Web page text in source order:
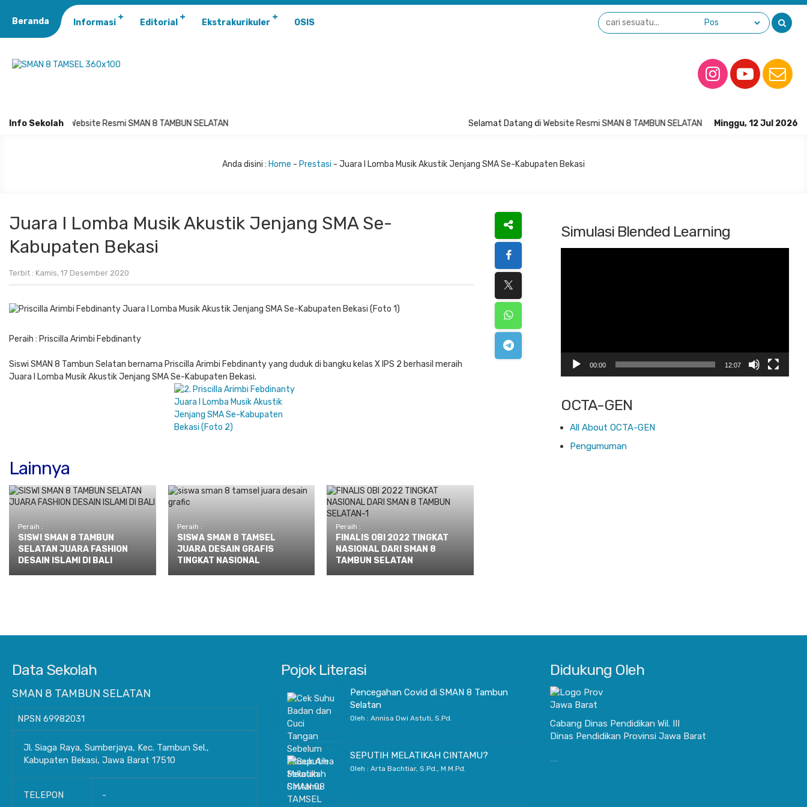
Beranda Informasi Editorial Ekstrakurikuler OSIS
Info Sekolah Minggu, 12 Jul 2026
Selamat Datang di Website Resmi SMAN 8 TAMBUN SELATAN
Datang di Website Resmi SMAN 8 TAMBUN SELATAN
Anda disini : Home - Prestasi - Juara I Lomba Musik Akustik Jenjang SMA Se-Kabupaten Bekasi
Juara I Lomba Musik Akustik Jenjang SMA Se-
Kabupaten Bekasi
Terbit : Kamis, 17 Desember 2020
Peraih : Priscilla Arimbi Febdinanty
Siswi SMAN 8 Tambun Selatan bernama Priscilla Arimbi Febdinanty yang duduk di bangku kelas X IPS 2 berhasil meraih
Juara I Lomba Musik Akustik Jenjang SMA Se-Kabupaten Bekasi.
Lainnya
Peraih :
SISWI SMAN 8 TAMBUN
SELATAN JUARA FASHION
DESAIN ISLAMI DI BALI
Peraih :
SISWA SMAN 8 TAMSEL
JUARA DESAIN GRAFIS
TINGKAT NASIONAL
Peraih :
FINALIS OBI 2022 TINGKAT
NASIONAL DARI SMAN 8
TAMBUN SELATAN
Simulasi Blended Learning
00:00 12:07
OCTA-GEN
All About OCTA-GEN
Pengumuman
Data Sekolah
SMAN 8 TAMBUN SELATAN
NPSN 69982031
Jl. Siaga Raya, Sumberjaya, Kec. Tambun Sel.,
Kabupaten Bekasi, Jawa Barat 17510
TELEPON -
Pojok Literasi
Pencegahan Covid di SMAN 8 Tambun
Selatan
Oleh : Annisa Dwi Astuti, S.Pd.
SEPUTIH MELATIKAH CINTAMU?
Oleh : Arta Bachtiar, S.Pd., M.M.Pd.
Didukung Oleh
Cabang Dinas Pendidikan Wil. III
Dinas Pendidikan Provinsi Jawa Barat